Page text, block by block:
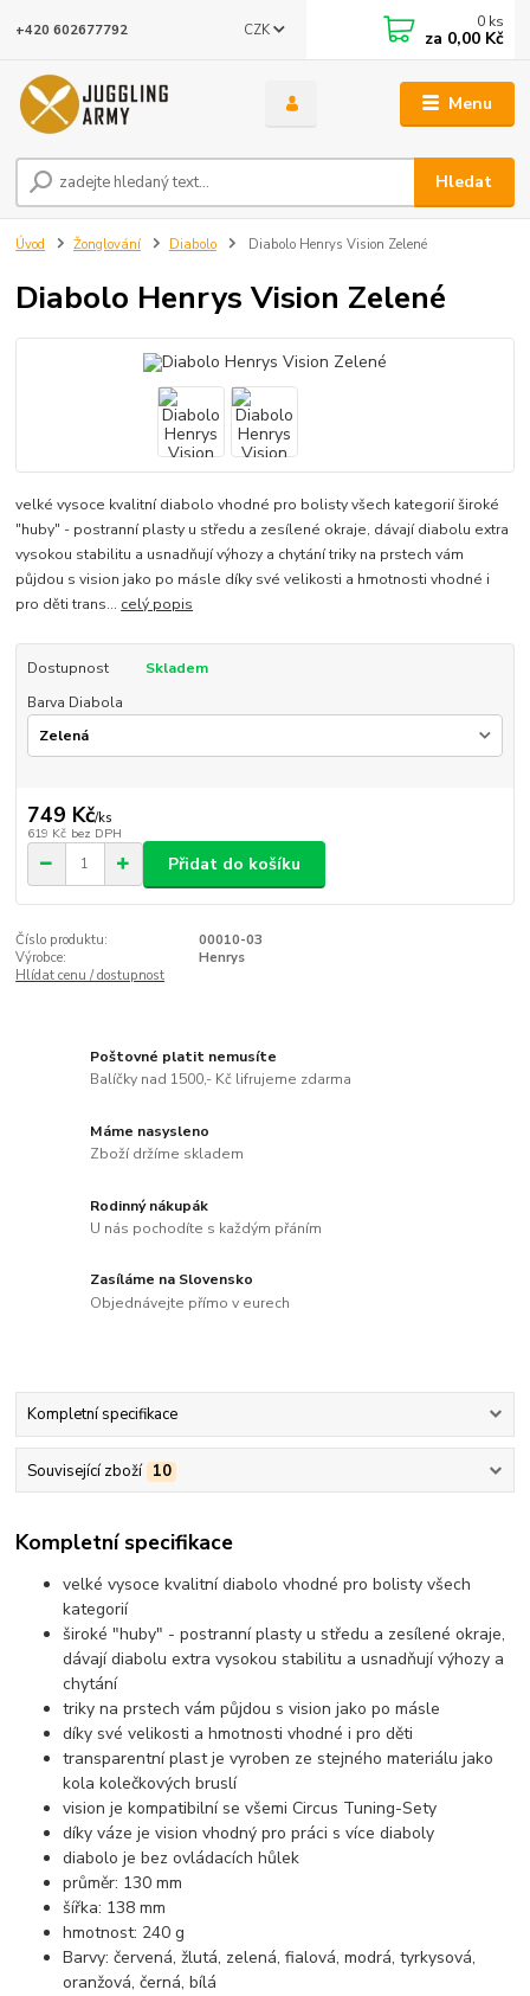
Menu
CZK
Hledat
+420 602677792 0 ks
za 0,00 Kč
Úvod Žonglování Diabolo Diabolo Henrys Vision Zelené
Diabolo Henrys Vision Zelené
velké vysoce kvalitní diabolo vhodné pro bolisty všech kategorií široké
"huby" - postranní plasty u středu a zesílené okraje, dávají diabolu extra
vysokou stabilitu a usnadňují výhozy a chytání triky na prstech vám
půjdou s vision jako po másle díky své velikosti a hmotnosti vhodné i
pro děti trans... celý popis
Dostupnost
Skladem
Barva Diabola
749 Kč/ks
619 Kč bez DPH
Přidat do košíku
Číslo produktu:
00010-03
Výrobce:
Henrys
Hlídat cenu / dostupnost
Poštovné platit nemusíte
Balíčky nad 1500,- Kč lifrujeme zdarma
Máme nasysleno
Zboží držíme skladem
Rodinný nákupák
U nás pochodíte s každým přáním
Zasíláme na Slovensko
Objednávejte přímo v eurech
Kompletní specifikace
Související zboží 10
Kompletní specifikace
velké vysoce kvalitní diabolo vhodné pro bolisty všech
kategorií
široké "huby" - postranní plasty u středu a zesílené okraje,
dávají diabolu extra vysokou stabilitu a usnadňují výhozy a
chytání
triky na prstech vám půjdou s vision jako po másle
díky své velikosti a hmotnosti vhodné i pro děti
transparentní plast je vyroben ze stejného materiálu jako
kola kolečkových bruslí
vision je kompatibilní se všemi Circus Tuning-Sety
díky váze je vision vhodný pro práci s více diaboly
diabolo je bez ovládacích hůlek
průměr: 130 mm
šířka: 138 mm
hmotnost: 240 g
Barvy: červená, žlutá, zelená, fialová, modrá, tyrkysová,
oranžová, černá, bílá